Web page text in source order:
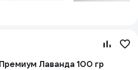
Лаванда 100 гр